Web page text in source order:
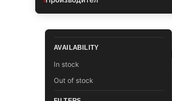
AVAILABILITY
In stock
Out of stock